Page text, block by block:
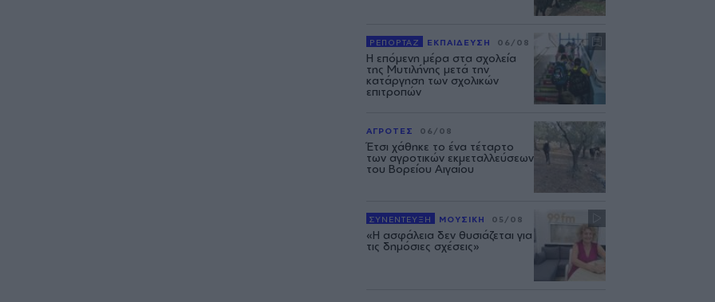
ΡΕΠΟΡΤΑΖ ΕΚΠΑΙΔΕΥΣΗ 06/08
Η επόμενη μέρα στα σχολεία
της Μυτιλήνης μετά την
κατάργηση των σχολικών
επιτροπών
ΑΓΡΟΤΕΣ 06/08
Έτσι χάθηκε το ένα τέταρτο
των αγροτικών εκμεταλλεύσεων
του Βορείου Αιγαίου
ΣΥΝΕΝΤΕΥΞΗ ΜΟΥΣΙΚΗ 05/08
«Η ασφάλεια δεν θυσιάζεται για
τις δημόσιες σχέσεις»